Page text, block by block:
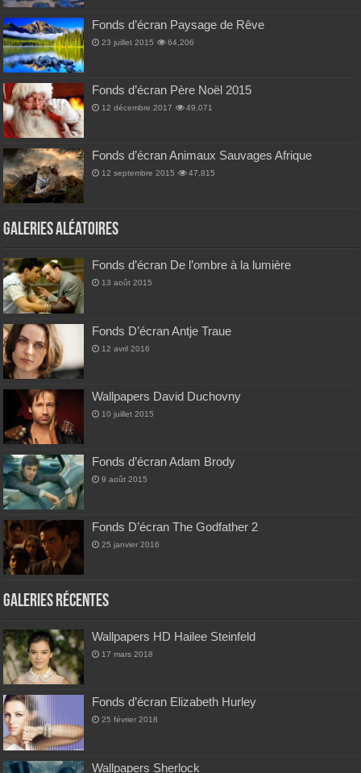
Fonds d’écran Paysage de Rêve
23 juillet 2015 64,206
Fonds d’écran Père Noël 2015
12 décembre 2017 49,071
Fonds d’écran Animaux Sauvages Afrique
12 septembre 2015 47,815
Galeries Aléatoires
Fonds d’écran De l’ombre à la lumière
13 août 2015
Fonds D’écran Antje Traue
12 avril 2016
Wallpapers David Duchovny
10 juillet 2015
Fonds d’écran Adam Brody
9 août 2015
Fonds D’écran The Godfather 2
25 janvier 2016
Galeries Récentes
Wallpapers HD Hailee Steinfeld
17 mars 2018
Fonds d’écran Elizabeth Hurley
25 février 2018
Wallpapers Sherlock